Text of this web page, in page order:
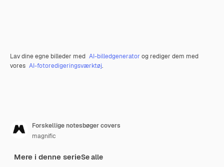
Lav dine egne billeder med AI-billedgenerator og rediger dem med
vores AI-fotoredigeringsværktøj.
Forskellige notesbøger covers
magnific
Mere i denne serieSe alle